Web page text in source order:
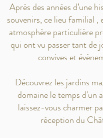
Après des années d’une
souvenirs, ce lieu familial ,
atmosphère particulière
qui ont vu passer tant de
convives et
Découvrez les jardins
domaine le temps d'un
laissez-vous charmer
réception du